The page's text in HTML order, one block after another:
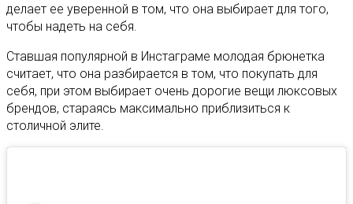
делает ее уверенной в том, что она выбирает для того,
чтобы надеть на себя.
Ставшая популярной в Инстаграме молодая брюнетка
считает, что она разбирается в том, что покупать для
себя, при этом выбирает очень дорогие вещи люксовых
брендов, стараясь максимально приблизиться к
столичной элите.